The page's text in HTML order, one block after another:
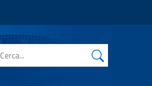
Cerca nel sito